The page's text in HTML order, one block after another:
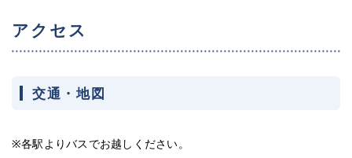
アクセス
交通・地図
※各駅よりバスでお越しください。